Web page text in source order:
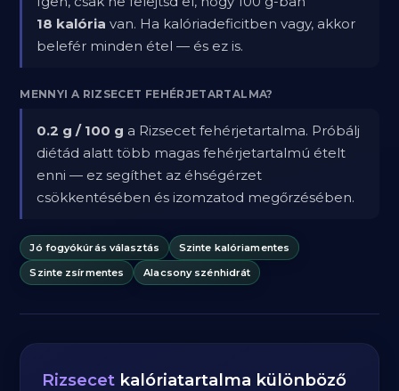
18 kalória van. Ha kalóriadeficitben vagy, akkor
belefér minden étel — és ez is.
MENNYI A RIZSECET FEHÉRJETARTALMA?
0.2 g / 100 g a Rizsecet fehérjetartalma. Próbálj
diétád alatt több magas fehérjetartalmú ételt
enni — ez segíthet az éhségérzet
csökkentésében és izomzatod megőrzésében.
Jó fogyókúrás választás
Szinte kalóriamentes
Szinte zsírmentes
Alacsony szénhidrát
Rizsecet kalóriatartalma különböző